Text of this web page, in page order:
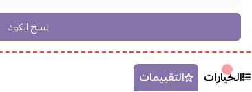
الخيارات التقييمات